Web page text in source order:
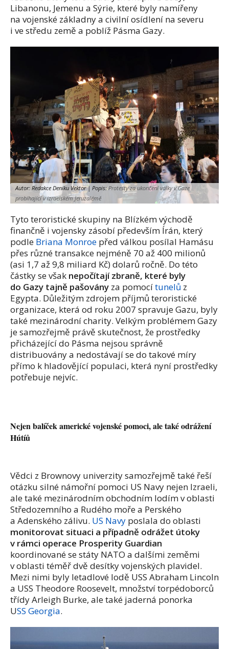
Libanonu, Jemenu a Sýrie, které byly namířeny
na vojenské základny a civilní osídlení na severu
i ve středu země a poblíž Pásma Gazy.
Autor: Redakce Deníku Vektor | Popis:Protesty za ukončení války v Gaze
probíhající v izraelském Jeruzalémě
Tyto teroristické skupiny na Blízkém východě
finančně i vojensky zásobí především Írán, který
podle Briana Monroe před válkou posílal Hamásu
přes různé transakce nejméně 70 až 400 milionů
(asi 1,7 až 9,8 miliard Kč) dolarů ročně. Do této
částky se však nepočítají zbraně, které byly
do Gazy tajně pašovány za pomocítunelů z
Egypta. Důležitým zdrojem příjmů teroristické
organizace, která od roku 2007 spravuje Gazu, byly
také mezinárodní charity. Velkým problémem Gazy
je samozřejmě právě skutečnost, že prostředky
přicházející do Pásma nejsou správně
distribuovány a nedostávají se do takové míry
přímo k hladovějící populaci, která nyní prostředky
potřebuje nejvíc.
Nejen balíček americké vojenské pomoci, ale také odrážení
Hútíů
Vědci z Brownovy univerzity samozřejmě také řeší
otázku silné námořní pomoci US Navy nejen Izraeli,
ale také mezinárodním obchodním lodím v oblasti
Středozemního a Rudého moře a Perského
a Adenského zálivu. US Navy poslala do oblasti
monitorovat situaci a případně odrážet útoky
v rámci operace Prosperity Guardian
koordinované se státy NATO a dalšími zeměmi
v oblasti téměř dvě desítky vojenských plavidel.
Mezi nimi byly letadlové lodě USS Abraham Lincoln
a USS Theodore Roosevelt, množství torpédoborců
třídy Arleigh Burke, ale také jaderná ponorka
USS Georgia.